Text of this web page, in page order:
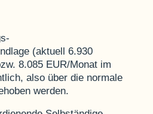
(aktuell 6.930
8.085 EUR/Monat im
also über die normale
werden.